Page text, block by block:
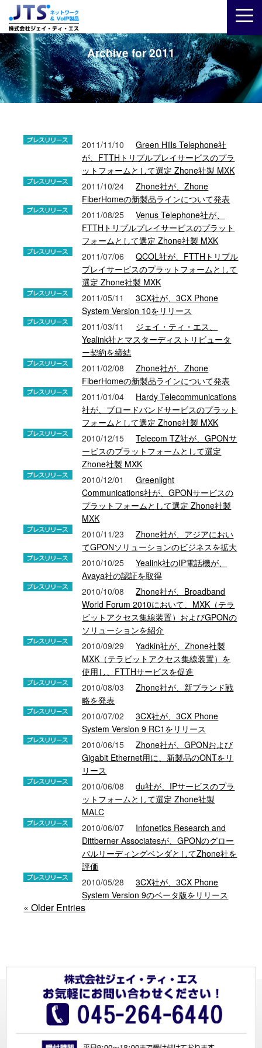
Archive for 2011
2011/11/10
Green Hills Telephone社
が、FTTHトリプルプレイサービスのプラ
ットフォームとして選定 Zhone社製 MXK
2011/10/24
Zhone社が、Zhone
FiberHomeの新製品ラインについて発表
2011/08/25
Venus Telephone社が、
FTTHトリプルプレイサービスのプラット
フォームとして選定 Zhone社製 MXK
2011/07/06
QCOL社が、FTTHトリプル
プレイサービスのプラットフォームとして
選定 Zhone社製 MXK
2011/05/11
3CX社が、3CX Phone
System Version 10をリリース
2011/03/11
ジェイ・ティ・エス、
Yealink社とマスターディストリビュータ
ー契約を締結
2011/02/08
Zhone社が、Zhone
FiberHomeの新製品ラインについて発表
2011/01/04
Hardy Telecommunications
社が、ブロードバンドサービスのプラット
フォームとして選定 Zhone社製 MXK
2010/12/15
Telecom TZ社が、GPONサ
ービスのプラットフォームとして選定
Zhone社製 MXK
2010/12/01
Greenlight
Communications社が、GPONサービスの
プラットフォームとして選定 Zhone社製
MXK
2010/11/23
Zhone社が、アジアにおい
てGPONソリューションのビジネスを拡大
2010/10/25
Yealink社のIP電話機が、
Avaya社の認証を取得
2010/10/08
Zhone社が、Broadband
World Forum 2010において、MXK（テラ
ビットアクセス集線装置）およびGPONの
ソリューションを紹介
2010/09/29
Yadkin社が、Zhone社製
MXK（テラビットアクセス集線装置）を
使用し、FTTHサービスを促進
2010/08/03
Zhone社が、新ブランド戦
略を発表
2010/07/02
3CX社が、3CX Phone
System Version 9 RC1をリリース
2010/06/15
Zhone社が、GPONおよび
Gigabit Ethernet用に、新製品のONTをリ
リース
2010/06/08
du社が、IPサービスのプラ
ットフォームとして選定 Zhone社製
MALC
2010/06/07
Infonetics Research and
Dittberner Associatesが、GPONのグロー
バルリーディングベンダとしてZhone社を
評価
2010/05/28
3CX社が、3CX Phone
System Version 9のベータ版をリリース
« Older Entries